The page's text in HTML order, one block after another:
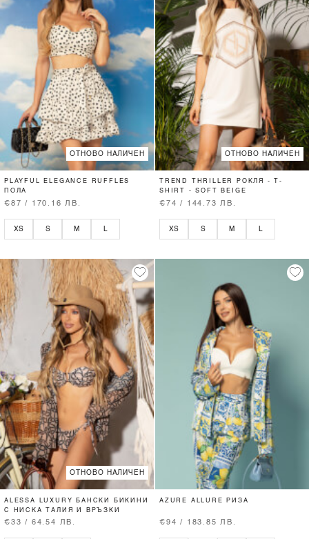
ОТНОВО НАЛИЧЕН
PLAYFUL ELEGANCE RUFFLES
ПОЛА
€87 / 170.16 ЛВ.
XS S M
ОТНОВО НАЛИЧЕН
TREND THRILLER РОКЛЯ - T-
SHIRT - SOFT BEIGE
€74 / 144.73 ЛВ.
XS S M
ОТНОВО НАЛИЧЕН
ALESSA LUXURY БАНСКИ БИКИНИ
С НИСКА ТАЛИЯ И ВРЪЗКИ
€33 / 64.54 ЛВ.
AZURE ALLURE РИЗА
€94 / 183.85 ЛВ.